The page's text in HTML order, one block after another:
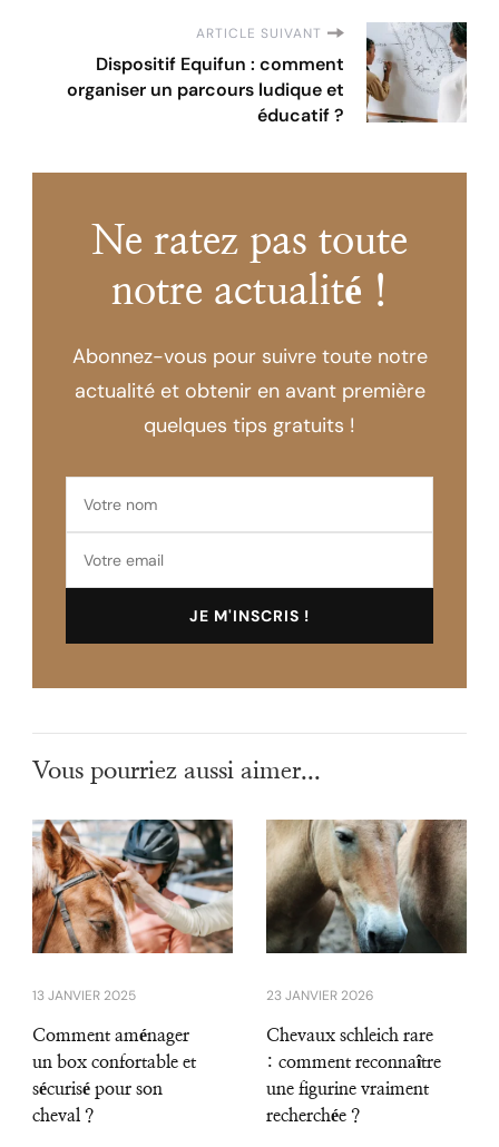
ARTICLE SUIVANT
Dispositif Equifun : comment
organiser un parcours ludique et
éducatif ?
Ne ratez pas toute
notre actualité !
Abonnez-vous pour suivre toute notre
actualité et obtenir en avant première
quelques tips gratuits !
Vous pourriez aussi aimer...
13 JANVIER 2025
Comment aménager
un box confortable et
sécurisé pour son
cheval ?
23 JANVIER 2026
Chevaux schleich rare
: comment reconnaître
une figurine vraiment
recherchée ?